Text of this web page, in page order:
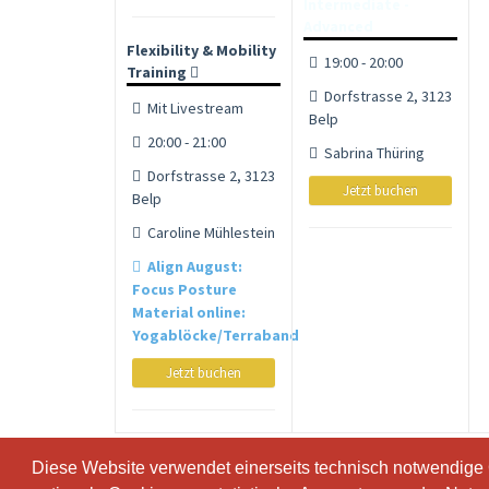
Diese Website verwendet einerseits technisch
Diese Website verwendet einerseits technisch
Flexibility & Mobility
Training
Mit Livestream
20:00 - 21:00
Dorfstrasse 2, 3123
Belp
Caroline Mühlestein
Align August:
Focus Posture
Material online:
Yogablöcke/Terraband
Jetzt buchen
19:00 - 20:00
Dorfstrasse 2, 3123
Belp
Sabrina Thüring
Jetzt buchen